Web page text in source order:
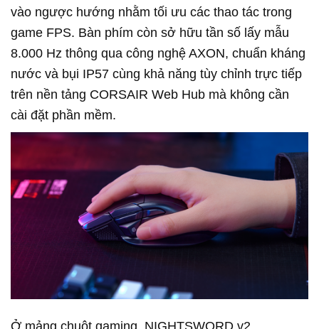
vào ngược hướng nhằm tối ưu các thao tác trong
game FPS. Bàn phím còn sở hữu tần số lấy mẫu
8.000 Hz thông qua công nghệ AXON, chuẩn kháng
nước và bụi IP57 cùng khả năng tùy chỉnh trực tiếp
trên nền tảng CORSAIR Web Hub mà không cần
cài đặt phần mềm.
Ở mảng chuột gaming, NIGHTSWORD v2